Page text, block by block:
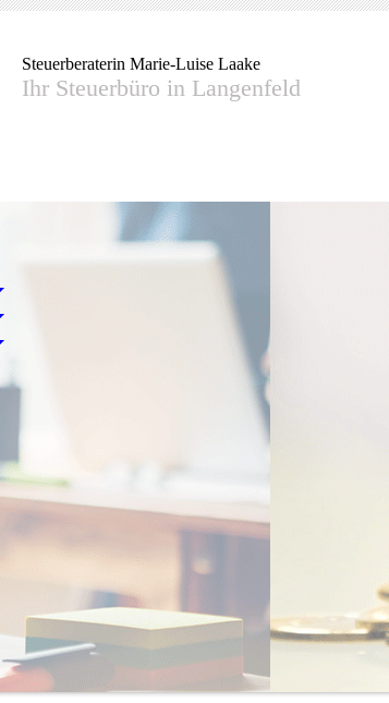
Steuerberaterin Marie-Luise Laake
Ihr Steuerbüro in Langenfeld